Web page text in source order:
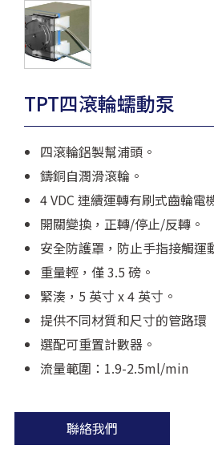
TPT四滾輪蠕動泵
四滾輪鋁製幫浦頭。
鑄銅自潤滑滾輪。
4 VDC 連續運轉有刷式齒輪電
開關變換，正轉/停止/反轉。
安全防護罩，防止手指接觸運
重量輕，僅 3.5 磅。
緊湊，5 英寸 x 4 英寸。
提供不同材質和尺寸的管路環
選配可重置計數器。
流量範圍：1.9-2.5ml/min
聯絡我們